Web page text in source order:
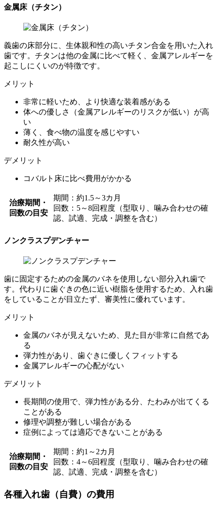
金属床（チタン）
義歯の床部分に、生体親和性の高いチタン合金を用いた入れ
歯です。チタンは他の金属に比べて軽く、金属アレルギーを
起こしにくいのが特徴です。
メリット
非常に軽いため、より快適な装着感がある
体への優しさ（金属アレルギーのリスクが低い）が高
い
薄く、食べ物の温度を感じやすい
耐久性が高い
デメリット
コバルト床に比べ費用がかかる
治療期間・
回数の目安
期間：約1.5～3カ月
回数：5～8回程度（型取り、噛み合わせの確
認、試適、完成・調整を含む）
ノンクラスプデンチャー
歯に固定するための金属のバネを使用しない部分入れ歯で
す。代わりに歯ぐきの色に近い樹脂を使用するため、入れ歯
をしていることが目立たず、審美性に優れています。
メリット
金属のバネが見えないため、見た目が非常に自然であ
る
弾力性があり、歯ぐきに優しくフィットする
金属アレルギーの心配がない
デメリット
長期間の使用で、弾力性がある分、たわみが出てくる
ことがある
修理や調整が難しい場合がある
症例によっては適応できないことがある
治療期間・
回数の目安
期間：約1～2カ月
回数：4～6回程度（型取り、噛み合わせの確
認、試適、完成・調整を含む）
各種入れ歯（自費）の費用